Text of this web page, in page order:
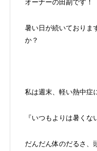
オーナーの田副です！
暑い日が続いておりま
か？
私は週末、軽い熱中症
『いつもよりは暑く
だんだん体のだるさ、